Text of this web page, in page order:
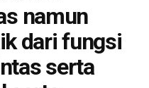
namun
dari fungsi
serta